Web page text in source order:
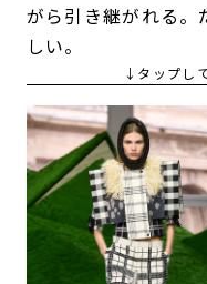
がら引き継がれる。
しい。
↓タップし